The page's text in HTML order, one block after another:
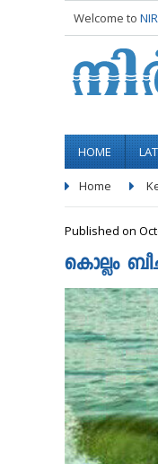
Welcome to
HOME
Home
Published on
കൊല്ലം